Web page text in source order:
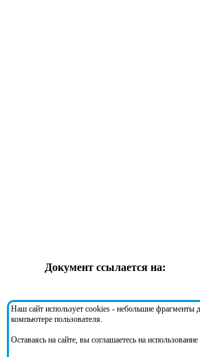
Документ ссылается на:
Постановление 1175- О
организациям высшего
Постановление 1930-
высшего образования на
Наш сайт использует cookies - небольшие фрагменты
компьютере пользователя.
Оставаясь на сайте, вы соглашаетесь на